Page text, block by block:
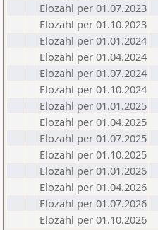
Elozahl per 01.07.2023
Elozahl per 01.10.2023
Elozahl per 01.01.2024
Elozahl per 01.04.2024
Elozahl per 01.07.2024
Elozahl per 01.10.2024
Elozahl per 01.01.2025
Elozahl per 01.04.2025
Elozahl per 01.07.2025
Elozahl per 01.10.2025
Elozahl per 01.01.2026
Elozahl per 01.04.2026
Elozahl per 01.07.2026
Elozahl per 01.10.2026